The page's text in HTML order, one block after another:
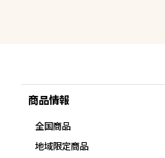
商品情報
全国商品
地域限定商品